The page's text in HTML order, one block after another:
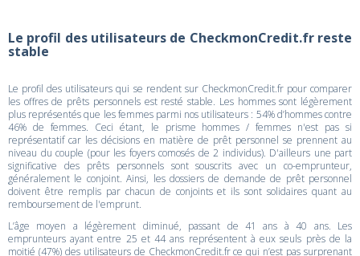
Le profil des utilisateurs de CheckmonCredit.fr reste
stable
Le profil des utilisateurs qui se rendent sur CheckmonCredit.fr pour comparer
les offres de prêts personnels est resté stable. Les hommes sont légèrement
plus représentés que les femmes parmi nos utilisateurs : 54% d’hommes contre
46% de femmes. Ceci étant, le prisme hommes / femmes n'est pas si
représentatif car les décisions en matière de prêt personnel se prennent au
niveau du couple (pour les foyers comosés de 2 individus). D'ailleurs une part
significative des prêts personnels sont souscrits avec un co-emprunteur,
généralement le conjoint. Ainsi, les dossiers de demande de prêt personnel
doivent être remplis par chacun de conjoints et ils sont solidaires quant au
remboursement de l'emprunt.
L’âge moyen a légèrement diminué, passant de 41 ans à 40 ans. Les
emprunteurs ayant entre 25 et 44 ans représentent à eux seuls près de la
moitié (47%) des utilisateurs de CheckmonCredit.fr ce qui n’est pas surprenant